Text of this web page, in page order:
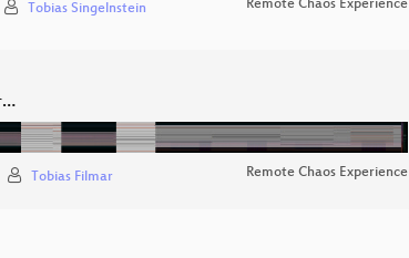
Tobias Singelnstein Remote Chaos Experience
Tobias Filmar Remote Chaos Experience